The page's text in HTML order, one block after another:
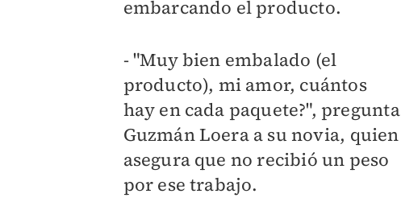
embarcando el producto.
- "Muy bien embalado (el
producto), mi amor, cuántos
hay en cada paquete?", pregunta
Guzmán Loera a su novia, quien
asegura que no recibió un peso
por ese trabajo.